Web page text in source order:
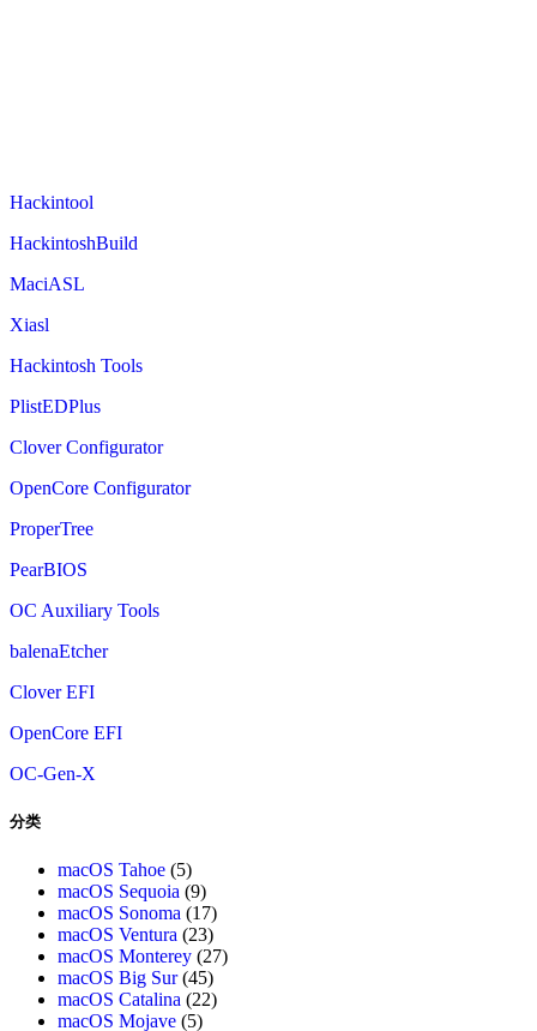
Hackintool
HackintoshBuild
MaciASL
Xiasl
Hackintosh Tools
PlistEDPlus
Clover Configurator
OpenCore Configurator
ProperTree
PearBIOS
OC Auxiliary Tools
balenaEtcher
Clover EFI
OpenCore EFI
OC-Gen-X
分类
macOS Tahoe (5)
macOS Sequoia (9)
macOS Sonoma (17)
macOS Ventura (23)
macOS Monterey (27)
macOS Big Sur(45)
macOS Catalina (22)
macOS Mojave (5)